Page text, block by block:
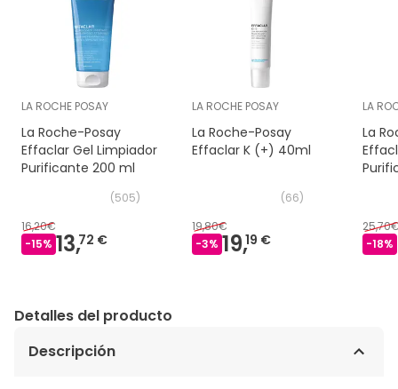
LA ROCHE POSAY
La Roche-Posay
Effaclar Gel Limpiador
Purificante 200 ml
(505)
16,20€
-15% 13,72 €
LA ROCHE POSAY
La Roche-Posay
Effaclar K (+) 40ml
(66)
19,80€
-3% 19,19 €
LA
La
-18%
Detalles del producto
Descripción